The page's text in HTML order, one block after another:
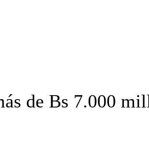
de Bs 7.000